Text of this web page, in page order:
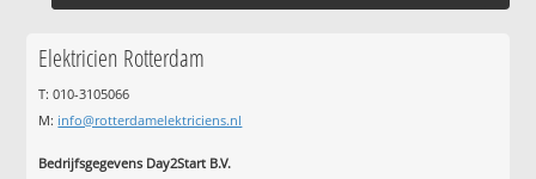
Elektricien Rotterdam
T: 010-3105066
M: info@rotterdamelektriciens.nl
Bedrijfsgegevens Day2Start B.V.